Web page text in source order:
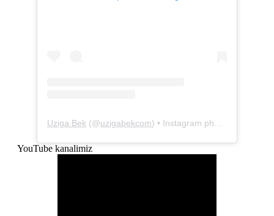
Uziga Bek (@uzigabekcom) • Instagram photos and videos
YouTube kanalimiz